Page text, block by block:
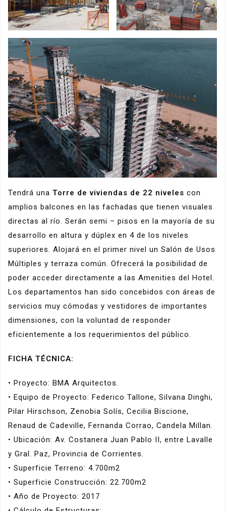
Tendrá una Torre de viviendas de 22 niveles con
amplios balcones en las fachadas que tienen visuales
directas al río. Serán semi – pisos en la mayoría de su
desarrollo en altura y dúplex en 4 de los niveles
superiores. Alojará en el primer nivel un Salón de Usos
Múltiples y terraza común. Ofrecerá la posibilidad de
poder acceder directamente a las Amenities del Hotel.
Los departamentos han sido concebidos con áreas de
servicios muy cómodas y vestidores de importantes
dimensiones, con la voluntad de responder
eficientemente a los requerimientos del público.
FICHA TÉCNICA:
• Proyecto: BMA Arquitectos.
• Equipo de Proyecto: Federico Tallone, Silvana Dinghi,
Pilar Hirschson, Zenobia Solís, Cecilia Biscione,
Renaud de Cadeville, Fernanda Corrao, Candela Millan.
• Ubicación: Av. Costanera Juan Pablo II, entre Lavalle
y Gral. Paz, Provincia de Corrientes.
• Superficie Terreno: 4.700m2
• Superficie Construcción: 22.700m2
• Año de Proyecto: 2017